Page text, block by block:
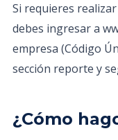
Si requieres
debes ingresar a
empresa (Código
sección reporte y
¿Cómo